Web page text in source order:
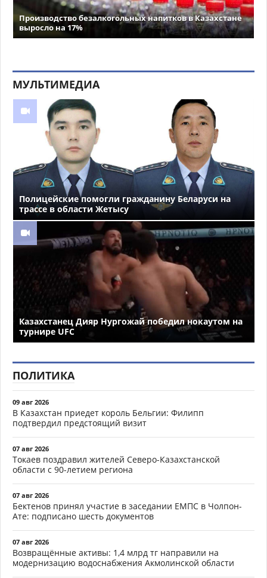
Производство безалкогольных напитков в Казахстане
выросло на 17%
МУЛЬТИМЕДИА
Полицейские помогли гражданину Беларуси на
трассе в области Жетысу
Казахстанец Дияр Нургожай победил нокаутом на
турнире UFC
ПОЛИТИКА
09 авг 2026
В Казахстан приедет король Бельгии: Филипп
подтвердил предстоящий визит
07 авг 2026
Токаев поздравил жителей Северо-Казахстанской
области с 90-летием региона
07 авг 2026
Бектенов принял участие в заседании ЕМПС в Чолпон-
Ате: подписано шесть документов
07 авг 2026
Возвращённые активы: 1,4 млрд тг направили на
модернизацию водоснабжения Акмолинской области